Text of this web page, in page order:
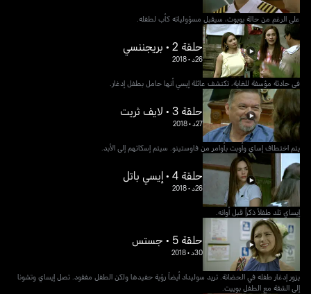
على الرغم من حالة بويوت، سيقبل مسؤولياته كأب لطفله.
حلقة 2 • بريجننسي
26د •
2018
في حادثة مؤسفة للغاية، تكتشف عائلة إيسي أنها حامل بطفل إدغار.
حلقة 3 • لايف ثريت
27د •
2018
يتم اختطاف إساي وأوبت بأوامر من فاوستينو. سيتم إسكاتهم إلى الأبد.
حلقة 4 • إيسي باتل
26د •
2018
إيساي تلد طفلاً ذكراً قبل أوانه.
حلقة 5 • جستس
30د •
2018
يزور إدغار طفله في الحضانة. تريد سوليداد أيضاً رؤية حفيدها ولكن الطفل مفقود. تصل إيساي وتشونا
إلى الشقة مع الطفل بوييت.